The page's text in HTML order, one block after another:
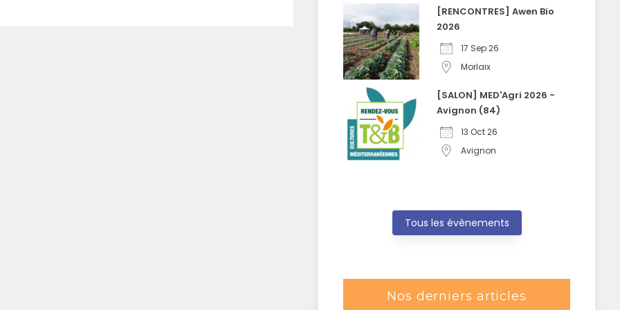
[RENCONTRES] Awen Bio
2026
17 Sep 26
Morlaix
[SALON] MED'Agri 2026 -
Avignon (84)
13 Oct 26
Avignon
Tous les évènements
Nos derniers articles